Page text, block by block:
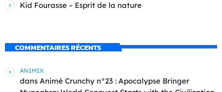
Kid Fourasse – Esprit de la nature
COMMENTAIRES RÉCENTS
ANIMIX
dans Animé Crunchy n°23 : Apocalypse Bringer